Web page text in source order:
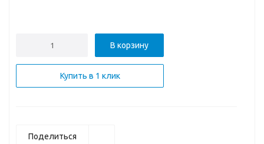
В корзину
Купить в 1 клик
Поделиться